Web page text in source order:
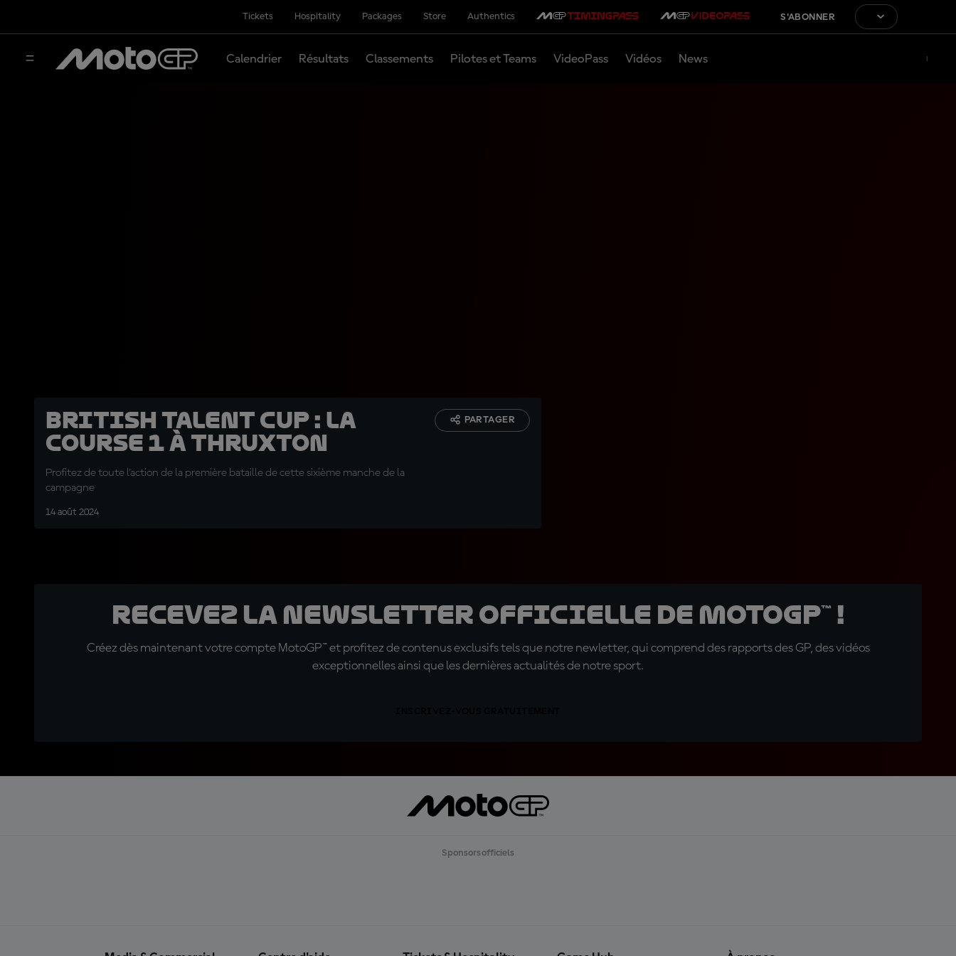
Tickets Hospitality Packages Store Authentics S'ABONNER
Calendrier Résultats Classements Pilotes et Teams VideoPass Vidéos News
British Talent Cup : la
course 1 à Thruxton
Profitez de toute l'action de la première bataille de cette sixième manche de la
campagne
14 août 2024
PARTAGER
Recevez la Newsletter officielle de MotoGP™ !
Créez dès maintenant votre compte MotoGP™ et profitez de contenus exclusifs tels que notre newletter, qui comprend des rapports des GP, des vidéos
exceptionnelles ainsi que les dernières actualités de notre sport.
Sponsors officiels